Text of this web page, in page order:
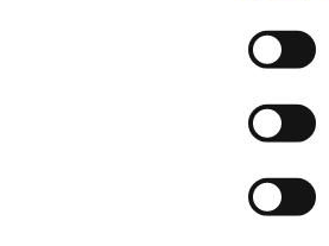
NOU